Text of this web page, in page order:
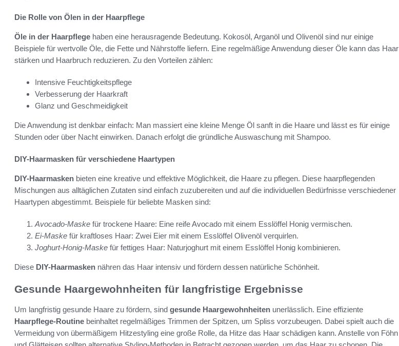
Die Rolle von Ölen in der Haarpflege
Öle in der Haarpflege haben eine herausragende Bedeutung. Kokosöl, Arganöl und Olivenöl sind nur einige
Beispiele für wertvolle Öle, die Fette und Nährstoffe liefern. Eine regelmäßige Anwendung dieser Öle kann das Haar
stärken und Haarbruch reduzieren. Zu den Vorteilen zählen:
Intensive Feuchtigkeitspflege
Verbesserung der Haarkraft
Glanz und Geschmeidigkeit
Die Anwendung ist denkbar einfach: Man massiert eine kleine Menge Öl sanft in die Haare und lässt es für einige
Stunden oder über Nacht einwirken. Danach erfolgt die gründliche Auswaschung mit Shampoo.
DIY-Haarmasken für verschiedene Haartypen
DIY-Haarmasken bieten eine kreative und effektive Möglichkeit, die Haare zu pflegen. Diese haarpflegenden
Mischungen aus alltäglichen Zutaten sind einfach zuzubereiten und auf die individuellen Bedürfnisse verschiedener
Haartypen abgestimmt. Beispiele für beliebte Masken sind:
Avocado-Maske für trockene Haare: Eine reife Avocado mit einem Esslöffel Honig vermischen.
Ei-Maske für kraftloses Haar: Zwei Eier mit einem Esslöffel Olivenöl verquirlen.
Joghurt-Honig-Maske für fettiges Haar: Naturjoghurt mit einem Esslöffel Honig kombinieren.
Diese DIY-Haarmasken nähren das Haar intensiv und fördern dessen natürliche Schönheit.
Gesunde Haargewohnheiten für langfristige Ergebnisse
Um langfristig gesunde Haare zu fördern, sind gesunde Haargewohnheiten unerlässlich. Eine effiziente
Haarpflege-Routine beinhaltet regelmäßiges Trimmen der Spitzen, um Spliss vorzubeugen. Dabei spielt auch die
Vermeidung von übermäßigem Hitzestyling eine große Rolle, da Hitze das Haar schädigen kann. Anstelle von Föhn